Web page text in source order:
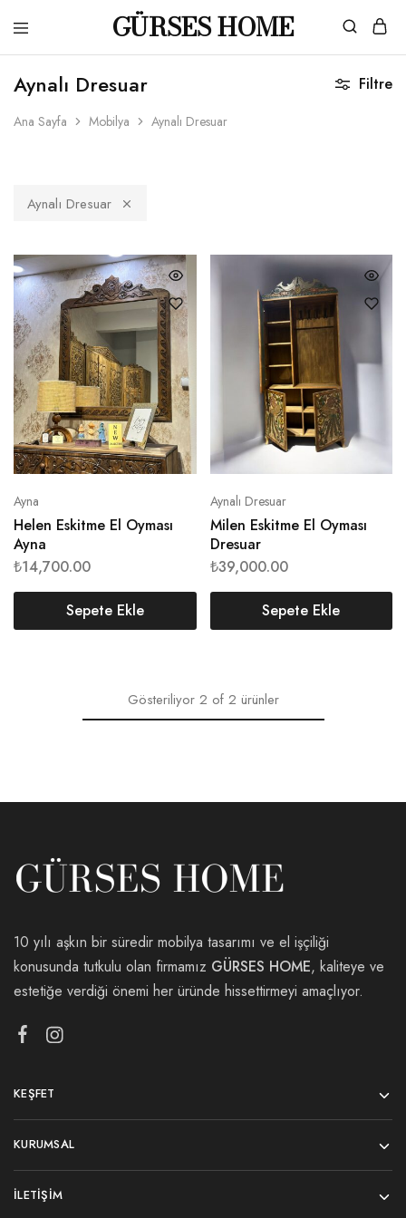
GÜRSES HOME
Gürses
Ahşaba
her
şey…
Aynalı Dresuar
Ana Sayfa Mobilya Aynalı Dresuar
Filtre
Aynalı Dresuar
Ayna
Helen Eskitme El Oyması
Ayna
₺14,700.00
Sepete Ekle
Aynalı Dresuar
Milen Eskitme El Oyması
Dresuar
₺39,000.00
Sepete Ekle
Gösteriliyor2 of 2 ürünler
10 yılı aşkın bir süredir mobilya tasarımı ve el işçiliği
konusunda tutkulu olan firmamız GÜRSES HOME, kaliteye ve
estetiğe verdiği önemi her üründe hissettirmeyi amaçlıyor.
KEŞFET
KURUMSAL
İLETIŞIM